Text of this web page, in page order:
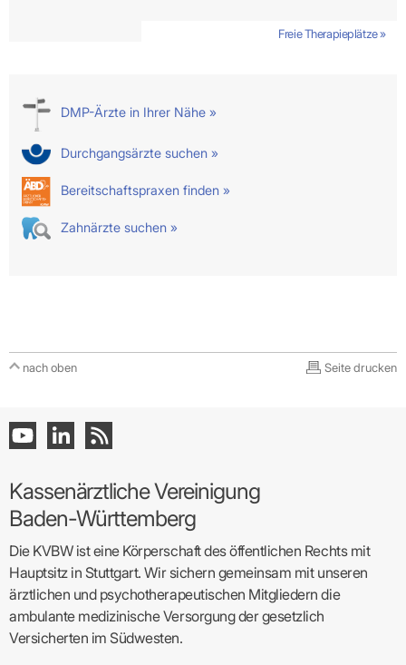
Freie Therapieplätze »
DMP-Ärzte in Ihrer Nähe »
Durchgangsärzte suchen »
Bereitschaftspraxen finden »
Zahnärzte suchen »
nach oben Seite drucken
Kassenärztliche Vereinigung
Baden-Württemberg
Die KVBW ist eine Körperschaft des öffentlichen Rechts mit
Hauptsitz in Stuttgart. Wir sichern gemeinsam mit unseren
ärztlichen und psychotherapeutischen Mitgliedern die
ambulante medizinische Versorgung der gesetzlich
Versicherten im Südwesten.